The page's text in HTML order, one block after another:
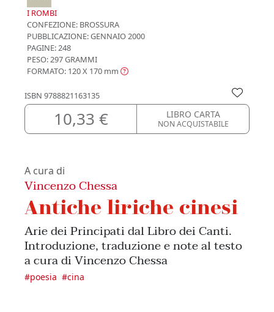
I ROMBI
CONFEZIONE: BROSSURA
PUBBLICAZIONE:GENNAIO 2000
PAGINE: 248
PESO: 297 GRAMMI
FORMATO: 120 X 170 mm
ISBN 9788821163135
10,33 € LIBRO CARTA
NON ACQUISTABILE
A cura di
Vincenzo Chessa
Antiche liriche cinesi
Arie dei Principati dal Libro dei Canti.
Introduzione, traduzione e note al testo
a cura di Vincenzo Chessa
#poesia #cina